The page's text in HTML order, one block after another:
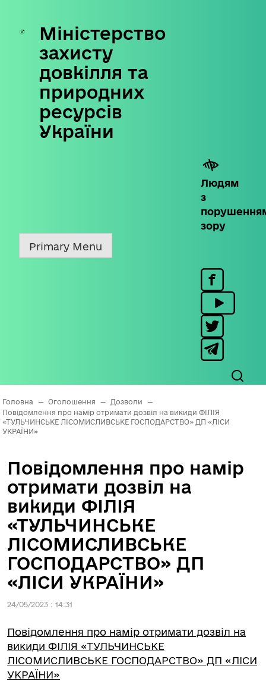
Skip
content
Міністерство
захисту
довкілля та
природних
ресурсів
України
Людям
з
зору
Primary Menu
Головна — Оголошення — Дозволи
—
Повідомлення про намір отримати дозвіл на викиди ФІЛІЯ
«ТУЛЬЧИНСЬКЕ ЛІСОМИСЛИВСЬКЕ ГОСПОДАРСТВО» ДП «ЛІСИ
УКРАЇНИ»
Повідомлення про намір
отримати дозвіл на
викиди ФІЛІЯ
«ТУЛЬЧИНСЬКЕ
ЛІСОМИСЛИВСЬКЕ
ГОСПОДАРСТВО» ДП
«ЛІСИ УКРАЇНИ»
24/05/2023 : 14:31
Повідомлення про намір отримати дозвіл на
викиди ФІЛІЯ «ТУЛЬЧИНСЬКЕ
ЛІСОМИСЛИВСЬКЕ ГОСПОДАРСТВО» ДП «ЛІСИ
УКРАЇНИ»